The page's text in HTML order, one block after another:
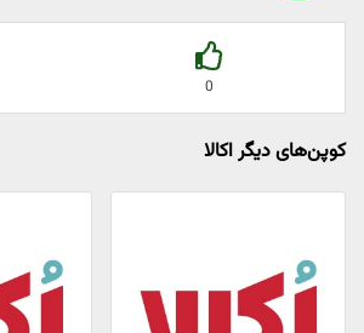
0
کوپن‌های دیگر اکالا